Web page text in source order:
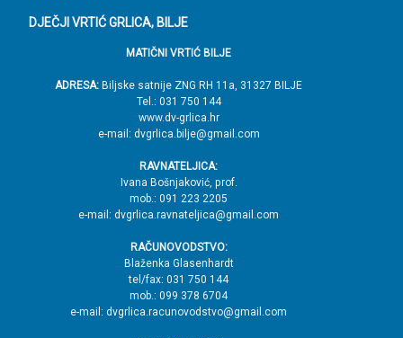
o
DJEČJI VRTIĆ GRLICA, BILJE
MATIČNI VRTIĆ BILJE
ADRESA: Biljske satnije ZNG RH 11a, 31327 BILJE
Tel.: 031 750 144
www.dv-grlica.hr
e-mail: dvgrlica.bilje@gmail.com
RAVNATELJICA:
Ivana Bošnjaković, prof.
mob.: 091 223 2205
e-mail: dvgrlica.ravnateljica@gmail.com
RAČUNOVODSTVO:
Blaženka Glasenhardt
tel/fax: 031 750 144
mob.: 099 378 6704
e-mail: dvgrlica.racunovodstvo@gmail.com